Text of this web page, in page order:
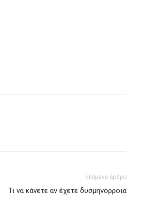
Επόμενο άρθρο
Τι να κάνετε αν έχετε δυσμηνόρροια